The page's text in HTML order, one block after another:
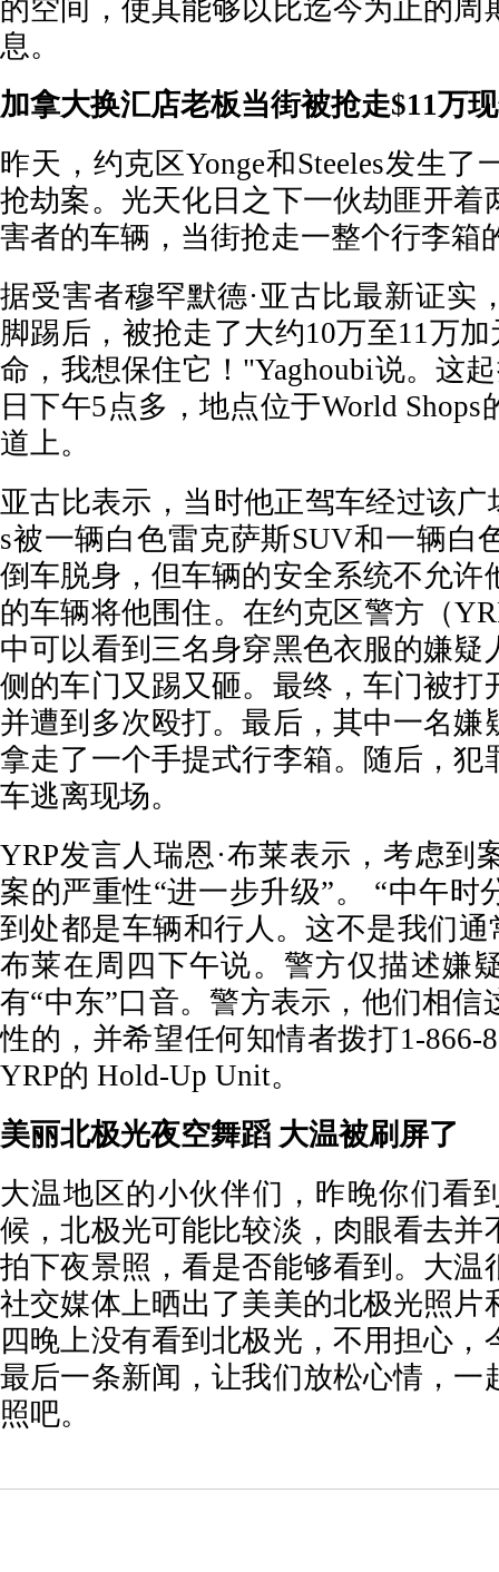
的空间，使其能够以比迄今为止的周
息。
加拿大换汇店老板当街被抢走$11万
昨天，约克区Yonge和Steeles发生
抢劫案。光天化日之下一伙劫匪开着
害者的车辆，当街抢走一整个行李箱
据受害者穆罕默德·亚古比最新证实
脚踢后，被抢走了大约10万至11万
命，我想保住它！"Yaghoubi说。这
日下午5点多，地点位于World
道上。
亚古比表示，当时他正驾车经过该广
s被一辆白色雷克萨斯SUV和一辆白
倒车脱身，但车辆的安全系统不允许
的车辆将他围住。在约克区警方（
中可以看到三名身穿黑色衣服的嫌疑
侧的车门又踢又砸。最终，车门被打
并遭到多次殴打。最后，其中一名嫌
拿走了一个手提式行李箱。随后，犯
车逃离现场。
YRP发言人瑞恩·布莱表示，考虑到
案的严重性“进一步升级”。 “中午时
到处都是车辆和行人。这不是我们通
布莱在周四下午说。警方仅描述嫌
有“中东”口音。警方表示，他们相信
性的，并希望任何知情者拨打1-866-
YRP的 Hold-Up Unit。
美丽北极光夜空舞蹈 大温被刷屏了
大温地区的小伙伴们，昨晚你们看
候，北极光可能比较淡，肉眼看去并
拍下夜景照，看是否能够看到。大温
社交媒体上晒出了美美的北极光照片
四晚上没有看到北极光，不用担心，
最后一条新闻，让我们放松心情，一
照吧。